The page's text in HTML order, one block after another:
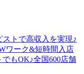
ストで高収入を実現♪
ワーク&短時間入店
もOK♪全国600店舗